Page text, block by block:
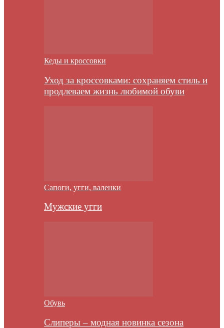
Кеды и кроссовки
Уход за кроссовками: сохраняем стиль и
продлеваем жизнь любимой обуви
Сапоги, угги, валенки
Мужские угги
Обувь
Слиперы – модная новинка сезона